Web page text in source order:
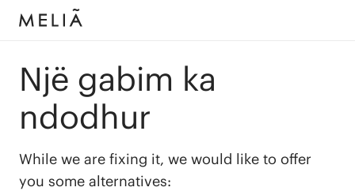
Një gabim ka
ndodhur
While we are fixing it, we would like to offer
you some alternatives: